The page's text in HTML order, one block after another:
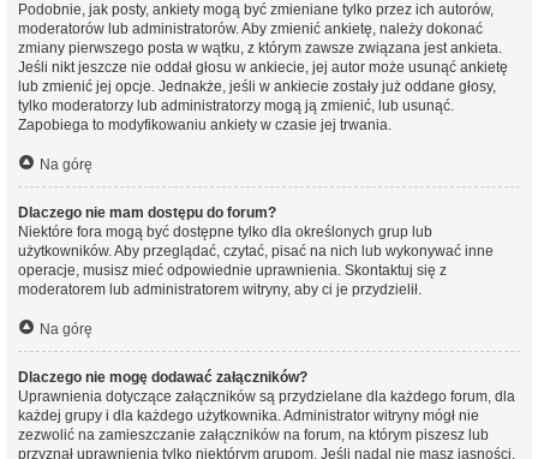
Podobnie, jak posty, ankiety mogą być zmieniane tylko przez ich autorów,
moderatorów lub administratorów. Aby zmienić ankietę, należy dokonać
zmiany pierwszego posta w wątku, z którym zawsze związana jest ankieta.
Jeśli nikt jeszcze nie oddał głosu w ankiecie, jej autor może usunąć ankietę
lub zmienić jej opcje. Jednakże, jeśli w ankiecie zostały już oddane głosy,
tylko moderatorzy lub administratorzy mogą ją zmienić, lub usunąć.
Zapobiega to modyfikowaniu ankiety w czasie jej trwania.
Na górę
Dlaczego nie mam dostępu do forum?
Niektóre fora mogą być dostępne tylko dla określonych grup lub
użytkowników. Aby przeglądać, czytać, pisać na nich lub wykonywać inne
operacje, musisz mieć odpowiednie uprawnienia. Skontaktuj się z
moderatorem lub administratorem witryny, aby ci je przydzielił.
Na górę
Dlaczego nie mogę dodawać załączników?
Uprawnienia dotyczące załączników są przydzielane dla każdego forum, dla
każdej grupy i dla każdego użytkownika. Administrator witryny mógł nie
zezwolić na zamieszczanie załączników na forum, na którym piszesz lub
przyznał uprawnienia tylko niektórym grupom. Jeśli nadal nie masz jasności,